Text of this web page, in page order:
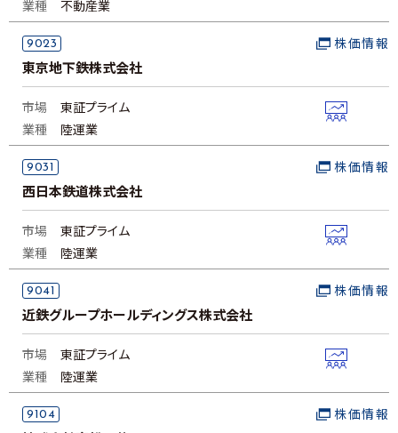
業種 不動産業
9023
東京地下鉄株式会社
株価情報
市場
東証プライム
業種
陸運業
9031
西日本鉄道株式会社
株価情報
市場
東証プライム
業種
陸運業
9041
近鉄グループホールディングス株式会社
株価情報
市場
東証プライム
業種
陸運業
9104 株価情報